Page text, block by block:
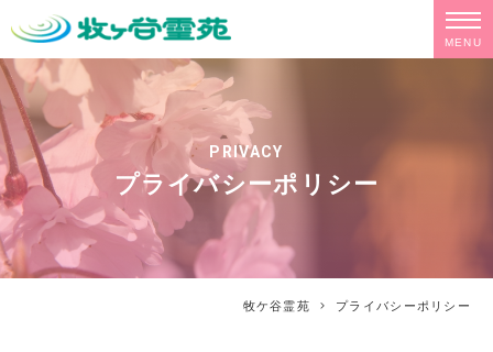
MENU
PRIVACY
プライバシーポリシー
牧ケ谷霊苑 プライバシーポリシー